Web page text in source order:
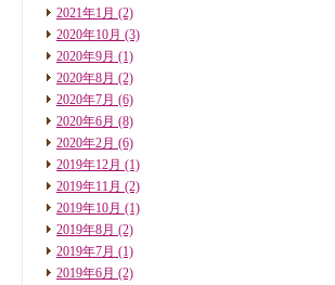
2021年1月 (2)
2020年10月 (3)
2020年9月 (1)
2020年8月 (2)
2020年7月 (6)
2020年6月 (8)
2020年2月 (6)
2019年12月 (1)
2019年11月 (2)
2019年10月 (1)
2019年8月 (2)
2019年7月 (1)
2019年6月 (2)